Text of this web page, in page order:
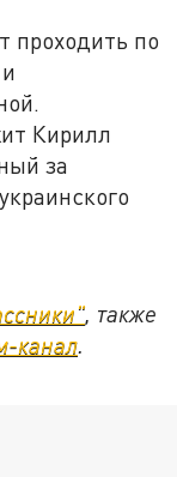
проходить по
Кирилл
за
, также
канал.